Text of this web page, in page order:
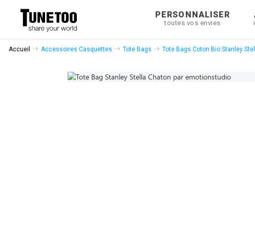
PERSONNALISER
toutes vos envies
Accueil Accessoires Casquettes Tote Bags Tote Bags Coton Bio Stanley